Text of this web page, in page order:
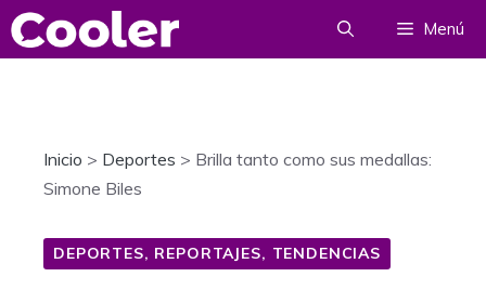
Saltar
al
Menú
Inicio > Deportes > Brilla tanto como sus medallas:
Simone Biles
DEPORTES, REPORTAJES, TENDENCIAS